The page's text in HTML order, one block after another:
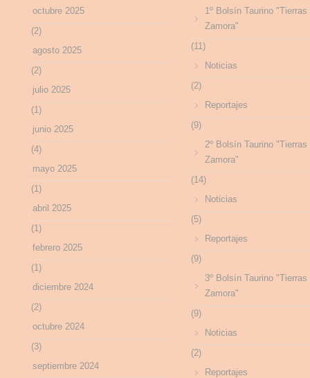
octubre 2025
(2)
agosto 2025
(2)
julio 2025
(1)
junio 2025
(4)
mayo 2025
(1)
abril 2025
(1)
febrero 2025
(1)
diciembre 2024
(2)
octubre 2024
(3)
septiembre 2024
1º Bolsín Taurino "Tierras
Zamora"
(11)
Noticias
(2)
Reportajes
(9)
2º Bolsín Taurino "Tierras
Zamora"
(14)
Noticias
(5)
Reportajes
(9)
3º Bolsín Taurino "Tierras
Zamora"
(9)
Noticias
(2)
Reportajes